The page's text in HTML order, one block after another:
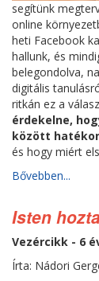
segítünk
online
heti Facebook
hallunk, és
belegondolva,
digitális
ritkán ez a
érdekelne,
között
és hogy miért
Bővebben...
Isten
Vezércikk - 6
Írta: Nádori